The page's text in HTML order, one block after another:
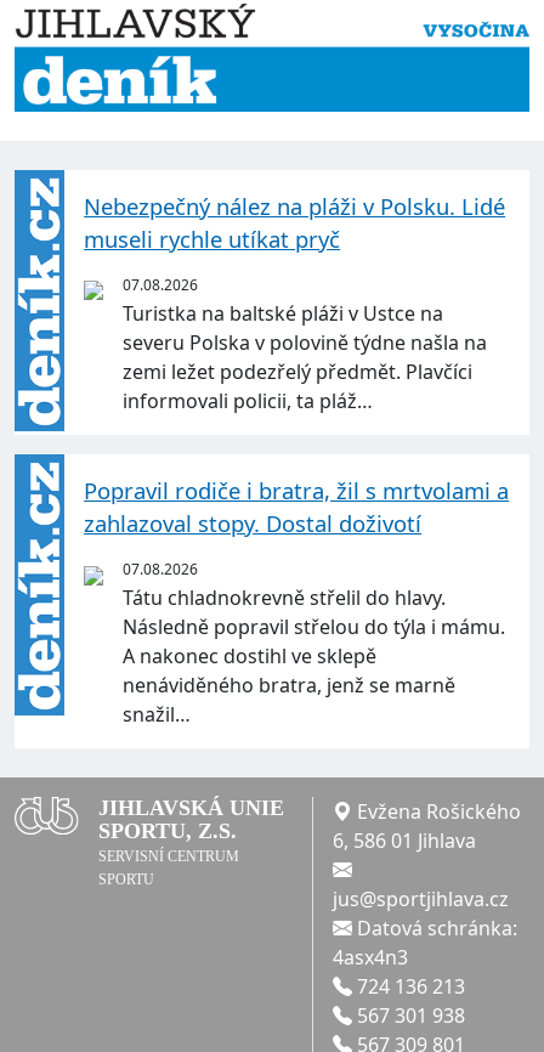
Nebezpečný nález na pláži v Polsku. Lidé
museli rychle utíkat pryč
07.08.2026
Turistka na baltské pláži v Ustce na
severu Polska v polovině týdne našla na
zemi ležet podezřelý předmět. Plavčíci
informovali policii, ta pláž…
Popravil rodiče i bratra, žil s mrtvolami a
zahlazoval stopy. Dostal doživotí
07.08.2026
Tátu chladnokrevně střelil do hlavy.
Následně popravil střelou do týla i mámu.
A nakonec dostihl ve sklepě
nenáviděného bratra, jenž se marně
snažil…
JIHLAVSKÁ UNIE
SPORTU, Z.S.
SERVISNÍ CENTRUM
SPORTU
Evžena Rošického
6, 586 01 Jihlava
jus@sportjihlava.cz
Datová schránka:
4asx4n3
724 136 213
567 301 938
567 309 801